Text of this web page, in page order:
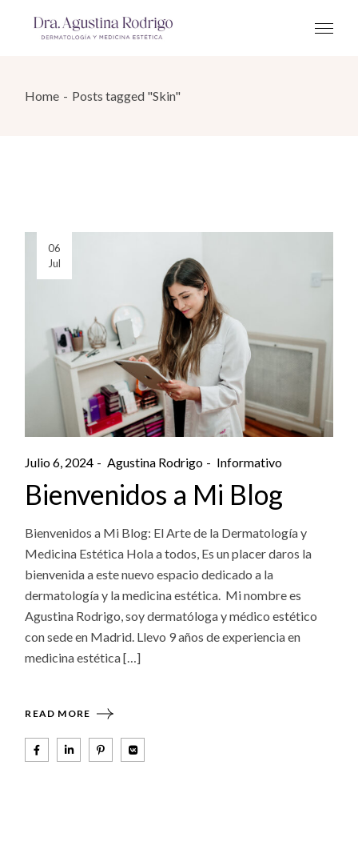
Home Posts tagged "Skin"
06
Jul
Julio 6, 2024 Agustina Rodrigo Informativo
Bienvenidos a Mi Blog
Bienvenidos a Mi Blog: El Arte de la Dermatología y
Medicina Estética Hola a todos, Es un placer daros la
bienvenida a este nuevo espacio dedicado a la
dermatología y la medicina estética. Mi nombre es
Agustina Rodrigo, soy dermatóloga y médico estético
con sede en Madrid. Llevo 9 años de experiencia en
medicina estética […]
READ MORE